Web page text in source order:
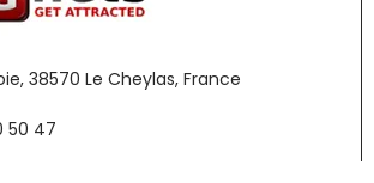
38570 Le Cheylas, France
50 47